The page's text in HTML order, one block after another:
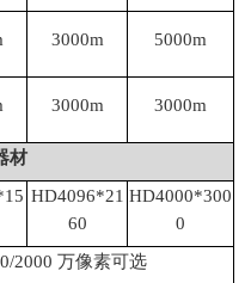
3000m 5000m
3000m 3000m
材
HD4096*21
60
HD4000*300
0
2000 万像素可选